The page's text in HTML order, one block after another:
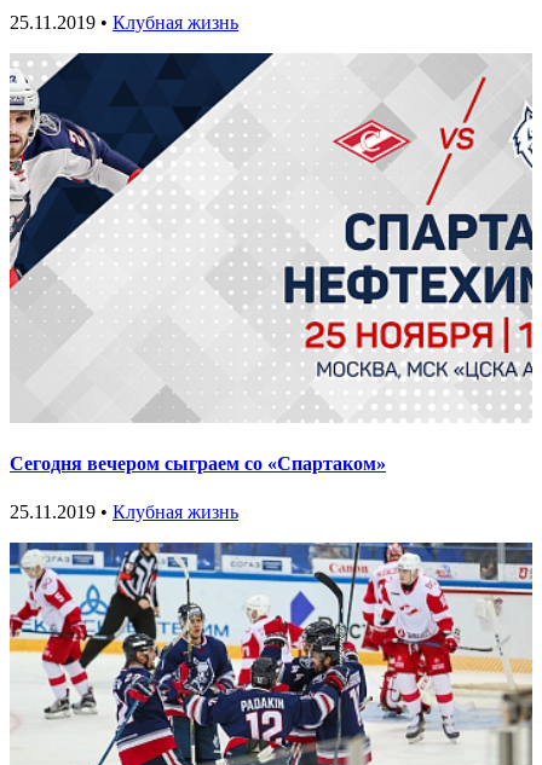
25.11.2019 • Клубная жизнь
Сегодня вечером сыграем со «Спартаком»
25.11.2019 • Клубная жизнь